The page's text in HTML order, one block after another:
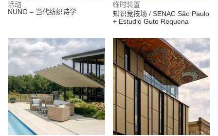
活动
NUNO – 当代纺织诗学
临时装置
知识竞技场 / SENAC São Paulo
+ Estudio Guto Requena